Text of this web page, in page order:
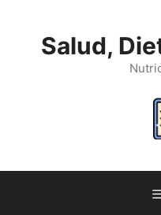
contenidoSalud,